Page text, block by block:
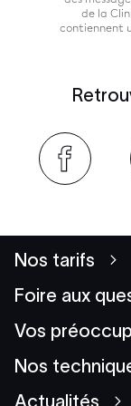
de la
contiennent
Nos tarifs
Foire aux
Vos
Nos
Actualités